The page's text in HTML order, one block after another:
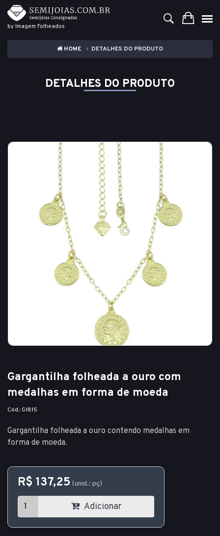
by Imagem Folheados
HOME DETALHES DO PRODUTO
DETALHES DO PRODUTO
Gargantilha folheada a ouro com
medalhas em forma de moeda
Cód.: G1815
Gargantilha folheada a ouro contendo medalhas em
forma de moeda.
R$ 137,25 (unid.: pç)
Adicionar